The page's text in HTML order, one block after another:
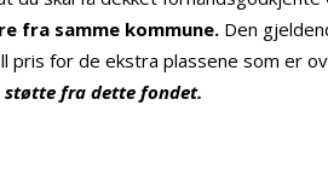
fra samme kommune. Den
pris for de ekstra plassene som er
støtte fra dette fondet.